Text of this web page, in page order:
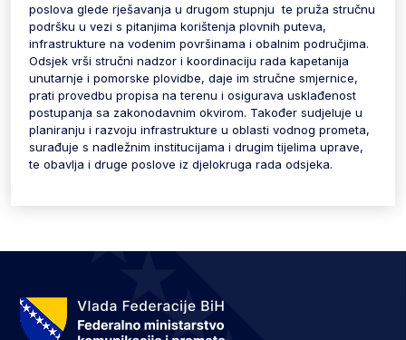
poslova glede rješavanja u drugom stupnju te pruža stručnu
podršku u vezi s pitanjima korištenja plovnih puteva,
infrastrukture na vodenim površinama i obalnim područjima.
Odsjek vrši stručni nadzor i koordinaciju rada kapetanija
unutarnje i pomorske plovidbe, daje im stručne smjernice,
prati provedbu propisa na terenu i osigurava usklađenost
postupanja sa zakonodavnim okvirom. Također sudjeluje u
planiranju i razvoju infrastrukture u oblasti vodnog prometa,
surađuje s nadležnim institucijama i drugim tijelima uprave,
te obavlja i druge poslove iz djelokruga rada odsjeka.